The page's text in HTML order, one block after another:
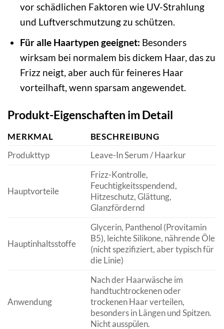
vor schädlichen Faktoren wie UV-Strahlung
und Luftverschmutzung zu schützen.
Für alle Haartypen geeignet: Besonders
wirksam bei normalem bis dickem Haar, das zu
Frizz neigt, aber auch für feineres Haar
vorteilhaft, wenn sparsam angewendet.
Produkt-Eigenschaften im Detail
MERKMAL
BESCHREIBUNG
Produkttyp
Leave-In Serum / Haarkur
Hauptvorteile
Frizz-Kontrolle,
Feuchtigkeitsspendend,
Hitzeschutz, Glättung,
Glanzfördernd
Hauptinhaltsstoffe
Glycerin, Panthenol (Provitamin
B5), leichte Silikone, nährende Öle
(nicht spezifiziert, aber typisch für
die Linie)
Anwendung
Nach der Haarwäsche im
handtuchtrockenen oder
trockenen Haar verteilen,
besonders in Längen und Spitzen.
Nicht ausspülen.